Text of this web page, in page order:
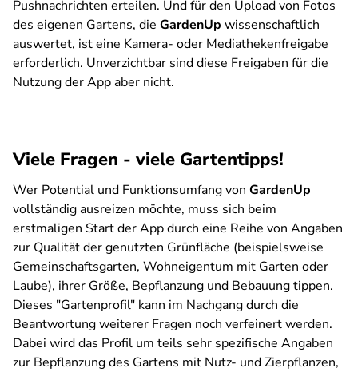
Pushnachrichten erteilen. Und für den Upload von Fotos
des eigenen Gartens, die GardenUp wissenschaftlich
auswertet, ist eine Kamera- oder Mediathekenfreigabe
erforderlich. Unverzichtbar sind diese Freigaben für die
Nutzung der App aber nicht.
Viele Fragen - viele Gartentipps!
Wer Potential und Funktionsumfang von GardenUp
vollständig ausreizen möchte, muss sich beim
erstmaligen Start der App durch eine Reihe von Angaben
zur Qualität der genutzten Grünfläche (beispielsweise
Gemeinschaftsgarten, Wohneigentum mit Garten oder
Laube), ihrer Größe, Bepflanzung und Bebauung tippen.
Dieses "Gartenprofil" kann im Nachgang durch die
Beantwortung weiterer Fragen noch verfeinert werden.
Dabei wird das Profil um teils sehr spezifische Angaben
zur Bepflanzung des Gartens mit Nutz- und Zierpflanzen,